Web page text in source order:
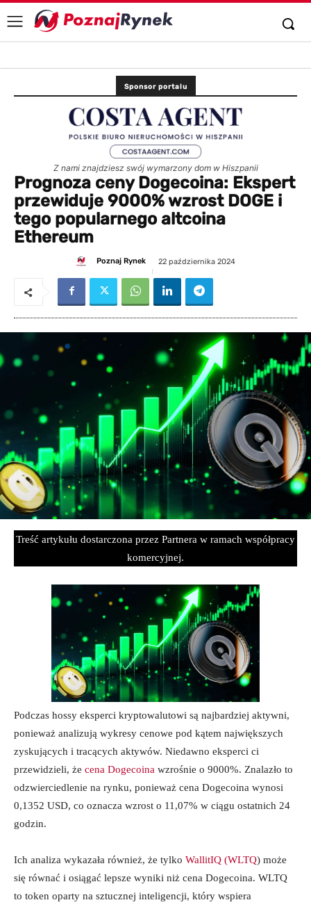
Sponsor portalu
Z nami znajdziesz swój wymarzony dom w Hiszpanii
Prognoza ceny Dogecoina: Ekspert
przewiduje 9000% wzrost DOGE i
tego popularnego altcoina
Ethereum
Poznaj Rynek 22 października 2024
Treść artykułu dostarczona przez Partnera w ramach współpracy
komercyjnej.
Podczas hossy eksperci kryptowalutowi są najbardziej aktywni,
ponieważ analizują wykresy cenowe pod kątem największych
zyskujących i tracących aktywów. Niedawno eksperci ci
przewidzieli, że cena Dogecoina wzrośnie o 9000%. Znalazło to
odzwierciedlenie na rynku, ponieważ cena Dogecoina wynosi
0,1352 USD, co oznacza wzrost o 11,07% w ciągu ostatnich 24
godzin.
Ich analiza wykazała również, że tylko WallitIQ (WLTQ) może
się równać i osiągać lepsze wyniki niż cena Dogecoina. WLTQ
to token oparty na sztucznej inteligencji, który wspiera